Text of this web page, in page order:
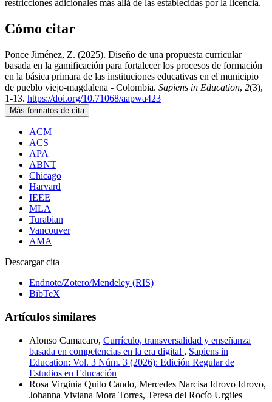
restricciones adicionales más allá de las establecidas por la licencia.
Cómo citar
Ponce Jiménez, Z. (2025). Diseño de una propuesta curricular
basada en la gamificación para fortalecer los procesos de formación
en la básica primara de las instituciones educativas en el municipio
de pueblo viejo-magdalena - Colombia. Sapiens in Education, 2(3),
1-13. https://doi.org/10.71068/aapwa423
Más formatos de cita
ACM
ACS
APA
ABNT
Chicago
Harvard
IEEE
MLA
Turabian
Vancouver
AMA
Descargar cita
Endnote/Zotero/Mendeley (RIS)
BibTeX
Artículos similares
Alonso Camacaro, Currículo, transversalidad y enseñanza
basada en competencias en la era digital , Sapiens in
Education: Vol. 3 Núm. 3 (2026): Edición Regular de
Estudios en Educación
Rosa Virginia Quito Cando, Mercedes Narcisa Idrovo Idrovo,
Johanna Viviana Mora Torres, Teresa del Rocío Urgiles